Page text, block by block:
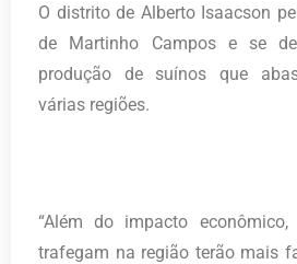
O distrito de Alberto Isaacson
de Martinho Campos e se
produção de suínos que
várias regiões.
“Além do impacto
trafegam na região terão mais